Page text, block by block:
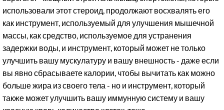
использовали этот стероид, продолжают восхвалять его
как инструмент, используемый для улучшения мышечной
массы, как средство, используемое для устранения
задержки воды, и инструмент, который может не только
улучшить вашу мускулатуру и вашу внешность - даже если
вы явно сбрасываете калории, чтобы вычитать как можно
больше жира из своего тела - но и инструмент, который
также может улучшить вашу иммунную систему и вашу